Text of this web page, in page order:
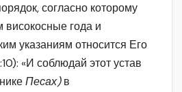
согласно которому
года и
указаниям относится Его
«И соблюдай этот устав
Песах)в